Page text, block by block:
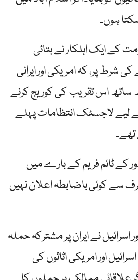
ہوں۔
کے ایک اہلکار نے بتائی
کی شرط پر، کہ امریکی اور ایرانی
ساتھ اس تقریب کی کوریج کرنے
کے لیے لاجسٹک انتظامات پہلے
کے ٹائم فریم کے بارے میں
سے کوئی باضابطہ اعلان نہیں
اسرائیل نے ایران پر مشترکہ حملہ
اور امریکی اثاثوں کی